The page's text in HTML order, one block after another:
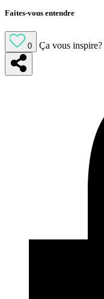
Faites-vous entendre
0 Ça vous inspire?